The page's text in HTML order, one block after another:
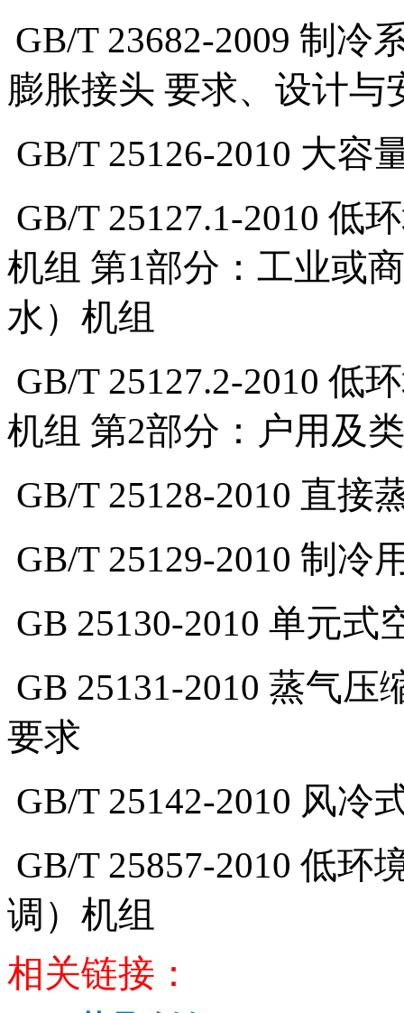
GB/T 23682-2009 制冷
膨胀接头 要求、设计与
GB/T 25126-2010 大容
GB/T 25127.1-2010 低
机组 第1部分：工业或
水）机组
GB/T 25127.2-2010 低
机组 第2部分：户用及
GB/T 25128-2010 直接
GB/T 25129-2010 制冷
GB 25130-2010 单元式
GB 25131-2010 蒸气压
要求
GB/T 25142-2010 风冷
GB/T 25857-2010 低环
调）机组
相关链接：